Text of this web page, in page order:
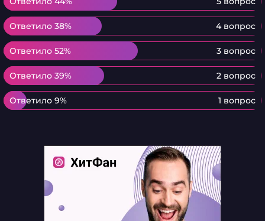
Ответило 38% 4 вопрос
Ответило 38%
Ответило 52% 3 вопрос
Ответило 52%
Ответило 39% 2 вопрос
Ответило 39%
Ответило 9% 1 вопрос
Ответило 9%